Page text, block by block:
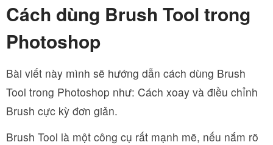
Cách dùng Brush Tool trong
Photoshop
Bài viết này mình sẽ hướng dẫn cách dùng Brush
Tool trong Photoshop như: Cách xoay và điều chỉnh
Brush cực kỳ đơn giản.
Brush Tool là một công cụ rất mạnh mẽ, nếu nắm rõ